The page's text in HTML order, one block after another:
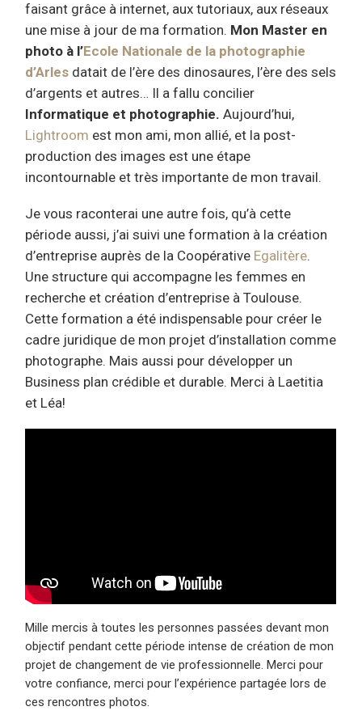
faisant grâce à internet, aux tutoriaux, aux réseaux
une mise à jour de ma formation. Mon Master en
photo à l’Ecole Nationale de la photographie
d’Arles datait de l’ère des dinosaures, l’ère des sels
d’argents et autres… Il a fallu concilier
Informatique et photographie.Aujourd’hui,
Lightroom est mon ami, mon allié, et la post-
production des images est une étape
incontournable et très importante de mon travail.
Je vous raconterai une autre fois, qu’à cette
période aussi, j’ai suivi une formation à la création
d’entreprise auprès de la Coopérative Egalitère.
Une structure qui accompagne les femmes en
recherche et création d’entreprise à Toulouse.
Cette formation a été indispensable pour créer le
cadre juridique de mon projet d’installation comme
photographe. Mais aussi pour développer un
Business plan crédible et durable. Merci à Laetitia
et Léa!
Mille mercis à toutes les personnes passées devant mon
objectif pendant cette période intense de création de mon
projet de changement de vie professionnelle. Merci pour
votre confiance, merci pour l’expérience partagée lors de
ces rencontres photos.